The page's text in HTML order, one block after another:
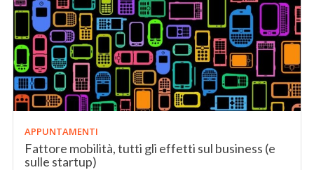
APPUNTAMENTI
Fattore mobilità, tutti gli effetti sul business (e
sulle startup)